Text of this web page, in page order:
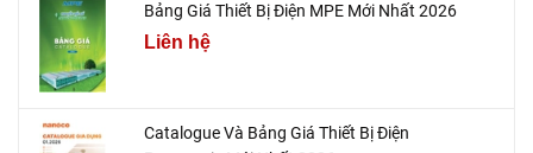
Bảng Giá Thiết Bị Điện MPE Mới Nhất 2026
Liên hệ
Catalogue Và Bảng Giá Thiết Bị Điện